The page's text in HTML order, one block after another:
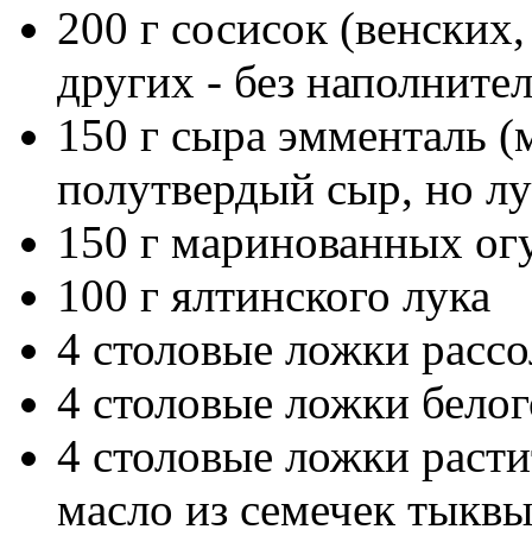
200 г сосисок
других - без
150 г сыра эмменталь
полутвердый сыр, но
150 г маринованных
100 г ялтинского лука
4 столовые ложки
4 столовые ложки
4 столовые ложки
масло из семечек